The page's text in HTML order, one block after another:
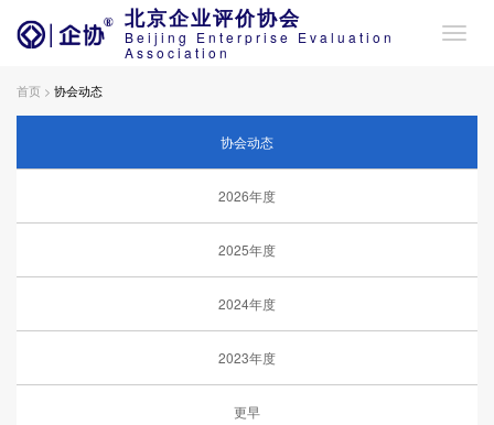
北京企业评价协会
Beijing Enterprise Evaluation
Association
首页 > 协会动态
协会动态
2026年度
2025年度
2024年度
2023年度
更早